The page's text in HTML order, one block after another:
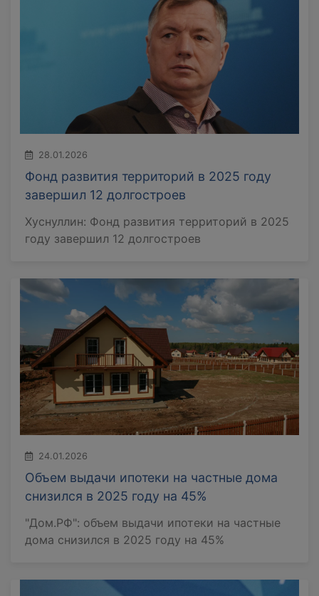
28.01.2026
Фонд развития территорий в 2025 году
завершил 12 долгостроев
Хуснуллин: Фонд развития территорий в 2025
году завершил 12 долгостроев
24.01.2026
Объем выдачи ипотеки на частные дома
снизился в 2025 году на 45%
"Дом.РФ": объем выдачи ипотеки на частные
дома снизился в 2025 году на 45%